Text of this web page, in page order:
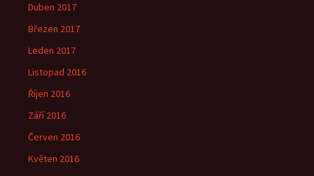
Duben 2017
Březen 2017
Leden 2017
Listopad 2016
Říjen 2016
Září 2016
Červen 2016
Květen 2016